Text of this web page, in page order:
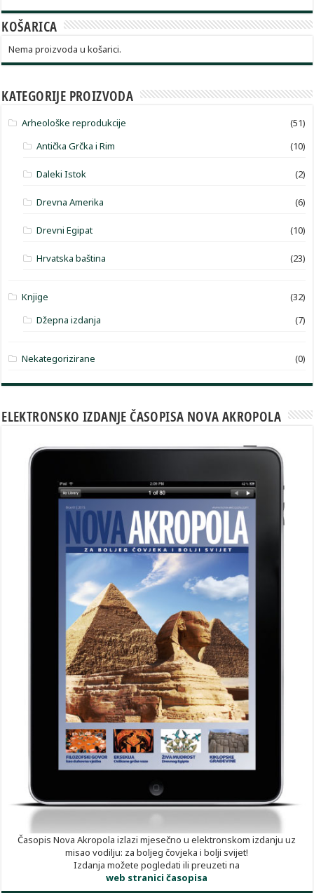
KOŠARICA
Nema proizvoda u košarici.
KATEGORIJE PROIZVODA
Arheološke reprodukcije
(51)
Antička Grčka i Rim
(10)
Daleki Istok (2)
Drevna Amerika (6)
Drevni Egipat (10)
Hrvatska baština (23)
Knjige
(32)
Džepna izdanja
(7)
Nekategorizirane (0)
ELEKTRONSKO IZDANJE ČASOPISA NOVA AKROPOLA
Časopis Nova Akropola izlazi mjesečno u elektronskom izdanju uz
misao vodilju: za boljeg čovjeka i bolji svijet!
Izdanja možete pogledati ili preuzeti na
web stranici časopisa